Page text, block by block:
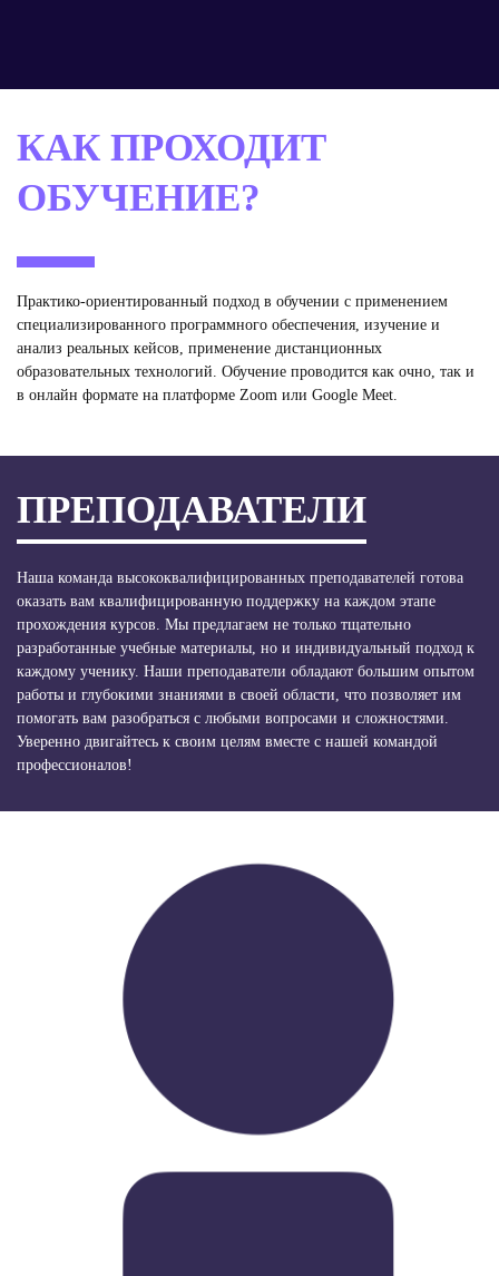
КАК ПРОХОДИТ
ОБУЧЕНИЕ?
Практико-ориентированный подход в обучении с применением
специализированного программного обеспечения, изучение и
анализ реальных кейсов, применение дистанционных
образовательных технологий. Обучение проводится как очно, так и
в онлайн формате на платформе Zoom или Google Meet.
ПРЕПОДАВАТЕЛИ
Наша команда высококвалифицированных преподавателей готова
оказать вам квалифицированную поддержку на каждом этапе
прохождения курсов. Мы предлагаем не только тщательно
разработанные учебные материалы, но и индивидуальный подход к
каждому ученику. Наши преподаватели обладают большим опытом
работы и глубокими знаниями в своей области, что позволяет им
помогать вам разобраться с любыми вопросами и сложностями.
Уверенно двигайтесь к своим целям вместе с нашей командой
профессионалов!